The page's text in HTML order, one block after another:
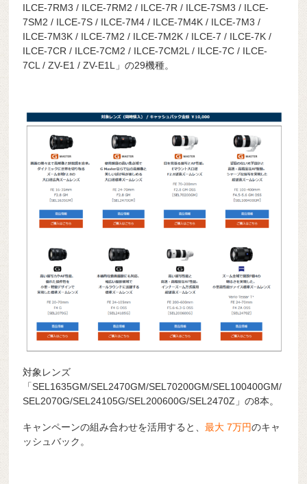
ILCE-7RM3 / ILCE-7RM2 / ILCE-7R / ILCE-7SM3 / ILCE-
7SM2 / ILCE-7S / ILCE-7M4 / ILCE-7M4K / ILCE-7M3 /
ILCE-7M3K / ILCE-7M2 / ILCE-7M2K / ILCE-7 / ILCE-7K /
ILCE-7CR / ILCE-7CM2 / ILCE-7CM2L / ILCE-7C / ILCE-
7CL / ZV-E1 / ZV-E1L」の29機種。
対象レンズ
「SEL1635GM/SEL2470GM/SEL70200GM/SEL100400GM/
SEL2070G/SEL24105G/SEL200600G/SEL2470Z」の8本。
キャンペーンの組み合わせを活用すると、最大 7万円のキャ
ッシュバック。